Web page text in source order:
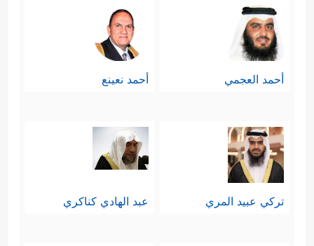
أحمد العجمي أحمد نعينع
تركي عبيد المري عبد الهادي كناكري